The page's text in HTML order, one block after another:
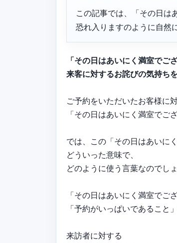
この記事では、「その日は
恐れ入りますのように自然
「その日はあいにく満室でご
来客に対するお詫びの気持ち
ご予約をいただいたお客様に
「その日はあいにく満室でご
では、この「その日はあいに
どういった意味で、
どのように使う言葉なのでしょ
「その日はあいにく満室でご
「予約がいっぱいであること
来訪者に対する